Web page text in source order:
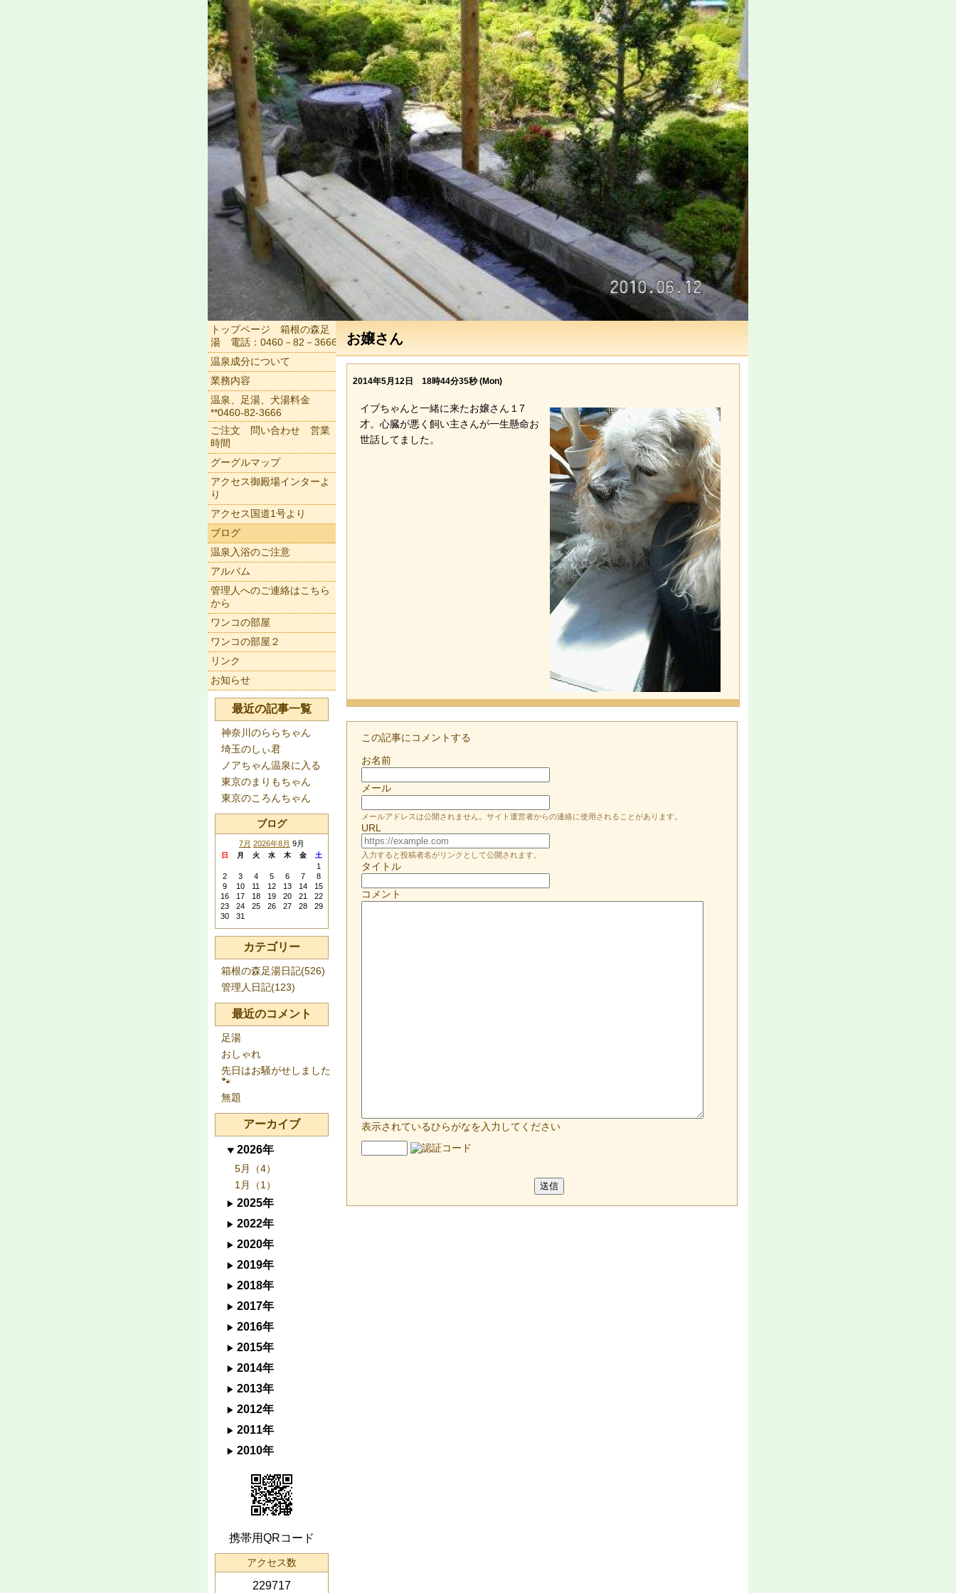
お嬢さん
2014年5月12日 18時44分35秒 (Mon)
イブちゃんと一緒に来たお嬢さん１7
才。心臓が悪く飼い主さんが一生懸命お
世話してました。
この記事にコメントする
お名前
メール
メールアドレスは公開されません。サイト運営者からの連絡に使用されることがあります。
URL
入力すると投稿者名がリンクとして公開されます。
タイトル
コメント
表示されているひらがなを入力してください
トップページ 箱根の森足
湯 電話：0460－82－3666
温泉成分について
業務内容
温泉、足湯、犬湯料金
**0460-82-3666
ご注文 問い合わせ 営業
時間
グーグルマップ
アクセス御殿場インターよ
り
アクセス国道1号より
ブログ
温泉入浴のご注意
アルバム
管理人へのご連絡はこちら
から
ワンコの部屋
ワンコの部屋２
リンク
お知らせ
最近の記事一覧
神奈川のららちゃん
埼玉のしぃ君
ノアちゃん温泉に入る
東京のまりもちゃん
東京のころんちゃん
ブログ
7月 2026年8月 9月
日 月 火 水 木 金 土
1
2
3 4 5 6 7
8
9
10 11 12 13 14
15
16
17 18 19 20 21
22
23
24 25 26 27 28
29
30
31
カテゴリー
箱根の森足湯日記(526)
管理人日記(123)
最近のコメント
足湯
おしゃれ
先日はお騒がせしました
🐾
無題
アーカイブ
2026年
5月（4）
1月（1）
2025年
2022年
2020年
2019年
2018年
2017年
2016年
2015年
2014年
2013年
2012年
2011年
2010年
携帯用QRコード
アクセス数
229717